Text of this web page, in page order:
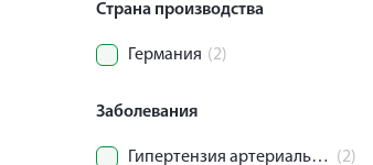
Страна производства
Германия (2)
Заболевания
Гипертензия артериальная (Гипертоническая болезнь) (2)